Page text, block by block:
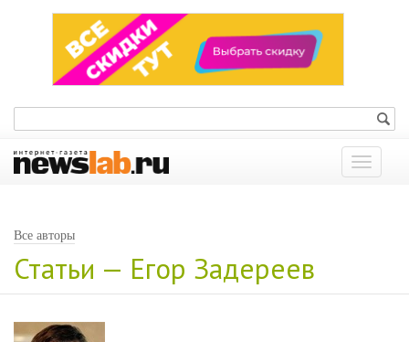
Показать
меню
Все авторы
Статьи — Егор Задереев